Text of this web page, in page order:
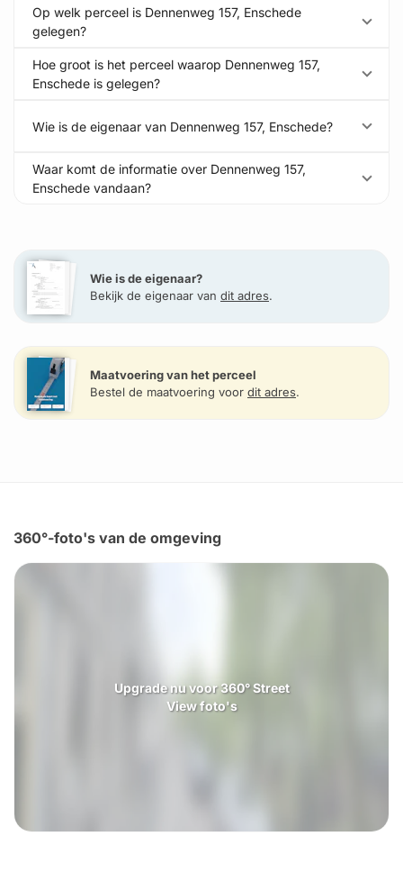
Op welk perceel is Dennenweg 157, Enschede
gelegen?
Hoe groot is het perceel waarop Dennenweg 157,
Enschede is gelegen?
Wie is de eigenaar van Dennenweg 157, Enschede?
Waar komt de informatie over Dennenweg 157,
Enschede vandaan?
Wie is de eigenaar?
Bekijk de eigenaar van dit adres.
Maatvoering van het perceel
Bestel de maatvoering voor dit adres.
360°-foto's van de omgeving
Upgrade nu voor 360° Street
View foto's